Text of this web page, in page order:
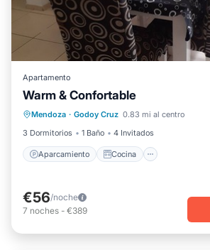
Apartamento
Warm & Confortable
Mendoza · Godoy Cruz 0.83 mi al centro
3 Dormitorios
1 Baño 4 Invitados
Aparcamiento Cocina
Aparcamiento
Aire acondicionado
Internet
€56/noche
7 noches - €389